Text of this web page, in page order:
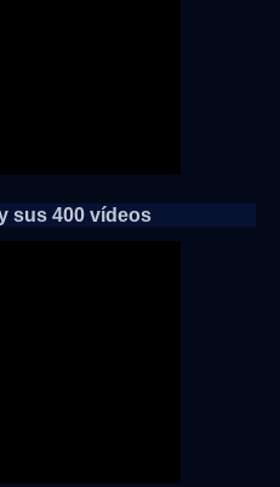
sus 400 vídeos